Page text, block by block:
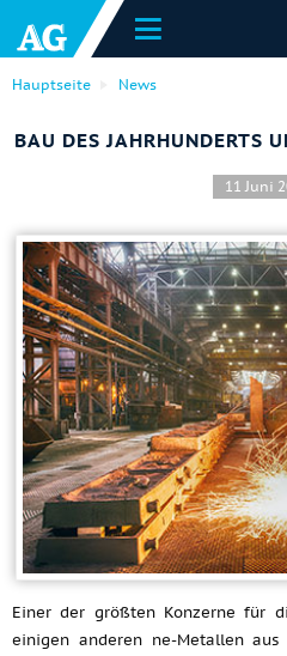
Hauptseite News
BAU DES JAHRHUNDERTS
11 Juni
Einer der größten Konzerne für
einigen anderen ne-Metallen